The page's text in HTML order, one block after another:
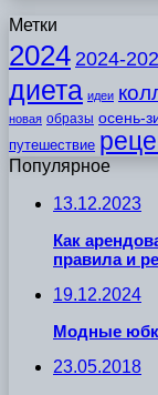
Метки
2024 2024-
диета идеи
новая образы осень-
путешествие
Популярное
13.12.2023
Как
правила и
19.12.2024
Модные
23.05.2018